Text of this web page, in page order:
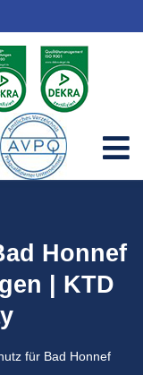
Honnef
| KTD
für Bad Honnef